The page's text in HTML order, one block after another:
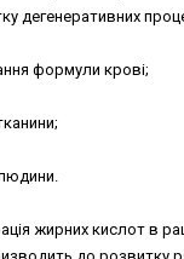
дегенеративних
формули крові;
жирних кислот в